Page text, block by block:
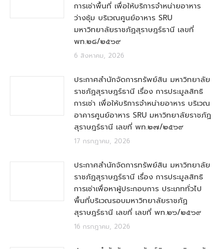
การเช่าพื้นที่ เพื่อให้บริการจำหน่ายอาหาร
ว่างซุ้ม บริเวณศูนย์อาหาร SRU
มหาวิทยาลัยราชภัฏสุราษฎร์ธานี เลขที่
พท.๒๘/๒๕๖๙
6 สิงหาคม, 2026
ประกาศสำนักจัดการทรัพย์สิน มหาวิทยาลัย
ราชภัฏสุราษฎร์ธานี เรื่อง การประมูลสิทธิ
การเช่า เพื่อให้บริการจำหน่ายอาหาร บริเวณ
อาคารศูนย์อาหาร SRU มหาวิทยาลัยราชภัฏ
สุราษฎร์ธานี เลขที่ พท.๒๗/๒๕๖๙
17 กรกฎาคม, 2026
ประกาศสำนักจัดการทรัพย์สิน มหาวิทยาลัย
ราชภัฏสุราษฎร์ธานี เรื่อง การประมูลสิทธิ
การเช่าเพื่อหาผู้ประกอบการ ประเภททั่วไป
พื้นที่บริเวณรอบมหาวิทยาลัยราชภัฏ
สุราษฎร์ธานี เลขที่ เลขที่ พท.๒๖/๒๕๖๙
16 กรกฎาคม, 2026